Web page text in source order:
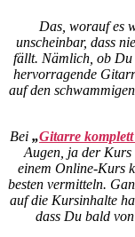
Das, worauf es
unscheinbar, dass
fällt. Nämlich, ob Du
hervorragende
auf den
Bei „Gitarre
Augen, ja der
einem Online-Kurs
besten vermitteln.
auf die Kursinhalte
dass Du bald